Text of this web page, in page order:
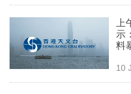
示
料
10